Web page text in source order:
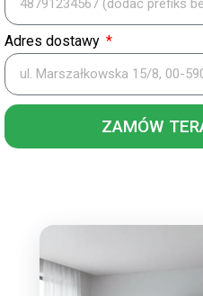
Adres dostawy
ZAMÓW